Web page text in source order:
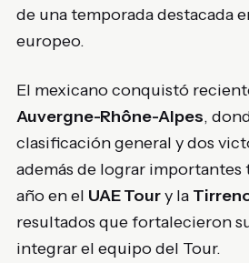
de una temporada destacada
europeo.
El mexicano conquistó
Auvergne-Rhône-Alpes,
clasificación general y dos
además de lograr
año en el UAE Toury la
resultados que fortalecieron
integrar el equipo del Tour.